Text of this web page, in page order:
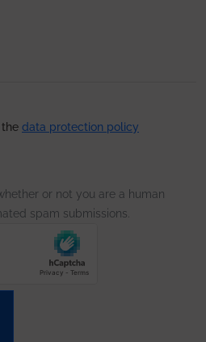
the data protection policy
or not you are a human
spam submissions.